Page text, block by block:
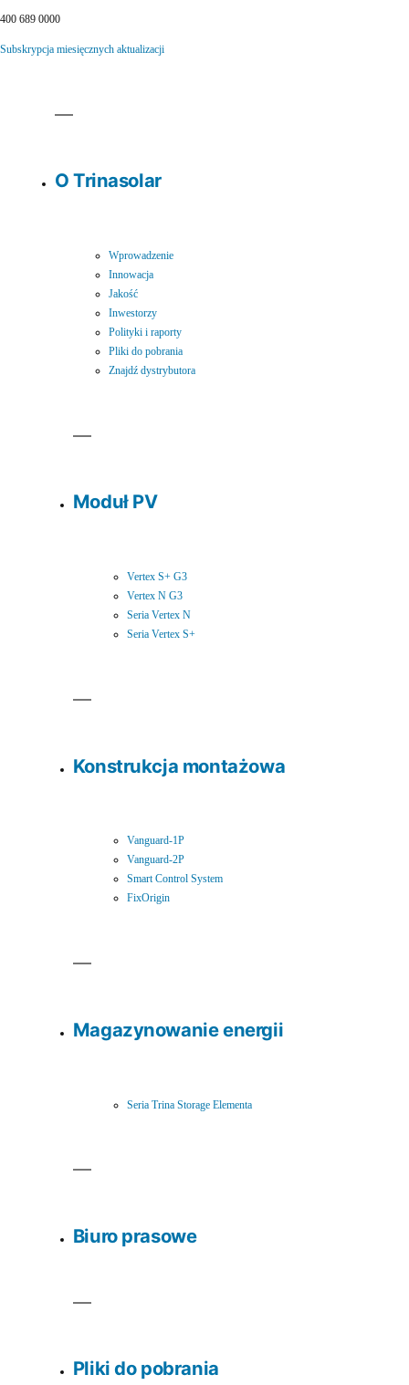
400 689 0000
Subskrypcja miesięcznych aktualizacji
O Trinasolar
Wprowadzenie
Innowacja
Jakość
Inwestorzy
Polityki i raporty
Pliki do pobrania
Znajdź dystrybutora
Moduł PV
Vertex S+ G3
Vertex N G3
Seria Vertex N
Seria Vertex S+
Konstrukcja montażowa
Vanguard-1P
Vanguard-2P
Smart Control System
FixOrigin
Magazynowanie energii
Seria Trina Storage Elementa
Biuro prasowe
Pliki do pobrania